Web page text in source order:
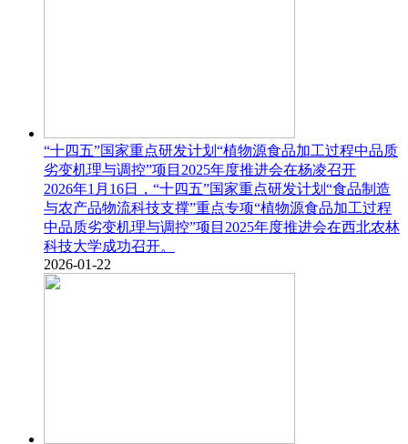
“十四五”国家重点研发计划“植物源食品加工过程中品质
劣变机理与调控”项目2025年度推进会在杨凌召开
2026年1月16日，“十四五”国家重点研发计划“食品制造
与农产品物流科技支撑”重点专项“植物源食品加工过程
中品质劣变机理与调控”项目2025年度推进会在西北农林
科技大学成功召开。
2026-01-22